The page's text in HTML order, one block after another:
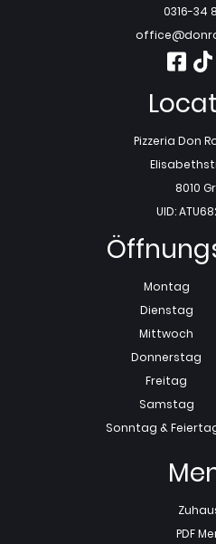
0316-34
Pizzeria Don
8010
UID:
Montag
Dienstag
Mittwoch
Donnerstag
Freitag
Samstag
Sonntag &
PDF